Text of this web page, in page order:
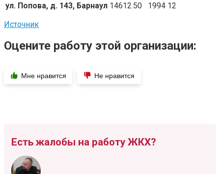
ул. Попова, д. 143, Барнаул 14612.50 1994 12
Источник
Оцените работу этой организации:
Мне нравится Не нравится
Есть жалобы на работу ЖКХ?